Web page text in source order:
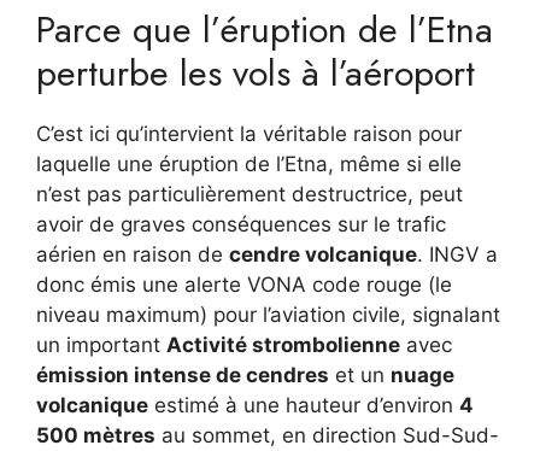
Parce que l’éruption de l’Etna
perturbe les vols à l’aéroport
C’est ici qu’intervient la véritable raison pour
laquelle une éruption de l’Etna, même si elle
n’est pas particulièrement destructrice, peut
avoir de graves conséquences sur le trafic
aérien en raison de cendre volcanique. INGV a
donc émis une alerte VONA code rouge (le
niveau maximum) pour l’aviation civile, signalant
un important Activité strombolienne avec
émission intense de cendres et un nuage
volcanique estimé à une hauteur d’environ 4
500 mètres au sommet, en direction Sud-Sud-